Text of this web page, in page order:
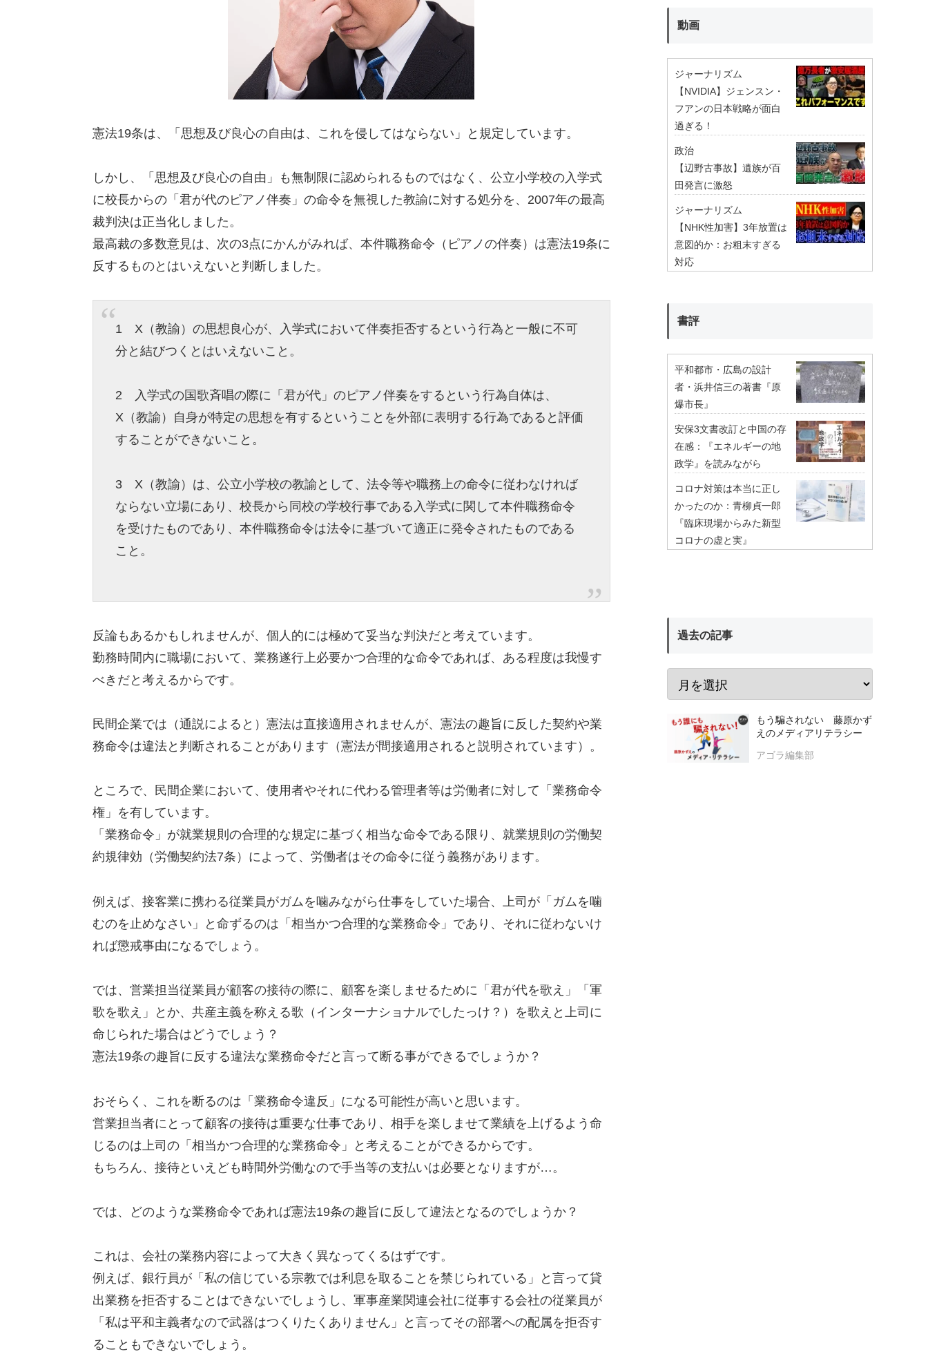
憲法19条は、「思想及び良心の自由は、これを侵してはならない」と規定しています。
しかし、「思想及び良心の自由」も無制限に認められるものではなく、公立小学校の入学式
に校長からの「君が代のピアノ伴奏」の命令を無視した教諭に対する処分を、2007年の最高
裁判決は正当化しました。
最高裁の多数意見は、次の3点にかんがみれば、本件職務命令（ピアノの伴奏）は憲法19条に
反するものとはいえないと判断しました。
1 X（教諭）の思想良心が、入学式において伴奏拒否するという行為と一般に不可
分と結びつくとはいえないこと。
2 入学式の国歌斉唱の際に「君が代」のピアノ伴奏をするという行為自体は、
X（教諭）自身が特定の思想を有するということを外部に表明する行為であると評価
することができないこと。
3 X（教諭）は、公立小学校の教諭として、法令等や職務上の命令に従わなければ
ならない立場にあり、校長から同校の学校行事である入学式に関して本件職務命令
を受けたものであり、本件職務命令は法令に基づいて適正に発令されたものである
こと。
反論もあるかもしれませんが、個人的には極めて妥当な判決だと考えています。
勤務時間内に職場において、業務遂行上必要かつ合理的な命令であれば、ある程度は我慢す
べきだと考えるからです。
民間企業では（通説によると）憲法は直接適用されませんが、憲法の趣旨に反した契約や業
務命令は違法と判断されることがあります（憲法が間接適用されると説明されています）。
ところで、民間企業において、使用者やそれに代わる管理者等は労働者に対して「業務命令
権」を有しています。
「業務命令」が就業規則の合理的な規定に基づく相当な命令である限り、就業規則の労働契
約規律効（労働契約法7条）によって、労働者はその命令に従う義務があります。
例えば、接客業に携わる従業員がガムを噛みながら仕事をしていた場合、上司が「ガムを噛
むのを止めなさい」と命ずるのは「相当かつ合理的な業務命令」であり、それに従わないけ
れば懲戒事由になるでしょう。
では、営業担当従業員が顧客の接待の際に、顧客を楽しませるために「君が代を歌え」「軍
歌を歌え」とか、共産主義を称える歌（インターナショナルでしたっけ？）を歌えと上司に
命じられた場合はどうでしょう？
憲法19条の趣旨に反する違法な業務命令だと言って断る事ができるでしょうか？
おそらく、これを断るのは「業務命令違反」になる可能性が高いと思います。
営業担当者にとって顧客の接待は重要な仕事であり、相手を楽しませて業績を上げるよう命
じるのは上司の「相当かつ合理的な業務命令」と考えることができるからです。
もちろん、接待といえども時間外労働なので手当等の支払いは必要となりますが…。
では、どのような業務命令であれば憲法19条の趣旨に反して違法となるのでしょうか？
これは、会社の業務内容によって大きく異なってくるはずです。
例えば、銀行員が「私の信じている宗教では利息を取ることを禁じられている」と言って貸
出業務を拒否することはできないでしょうし、軍事産業関連会社に従事する会社の従業員が
「私は平和主義者なので武器はつくりたくありません」と言ってその部署への配属を拒否す
ることもできないでしょう。
動画
ジャーナリズム
【NVIDIA】ジェンスン・
フアンの日本戦略が面白
過ぎる！
政治
【辺野古事故】遺族が百
田発言に激怒
ジャーナリズム
【NHK性加害】3年放置は
意図的か：お粗末すぎる
対応
書評
平和都市・広島の設計
者・浜井信三の著書『原
爆市長』
安保3文書改訂と中国の存
在感：『エネルギーの地
政学』を読みながら
コロナ対策は本当に正し
かったのか：青柳貞一郎
『臨床現場からみた新型
コロナの虚と実』
過去の記事
もう騙されない 藤原かず
えのメディアリテラシー
アゴラ編集部